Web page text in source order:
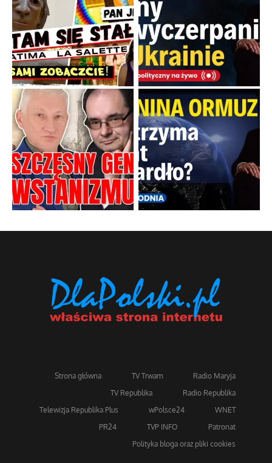
Strona główna TV Trwam
Radio Maryja
TV Republika
Radio Republika
Telewizja Republika Plus
wPolsce24
WNET
PR24
TVP INFO
Patronat
Polityka bloga oraz pliki cookies